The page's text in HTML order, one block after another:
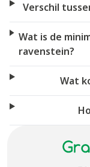
Verschil
Wat is de
ravenstein?
Wat